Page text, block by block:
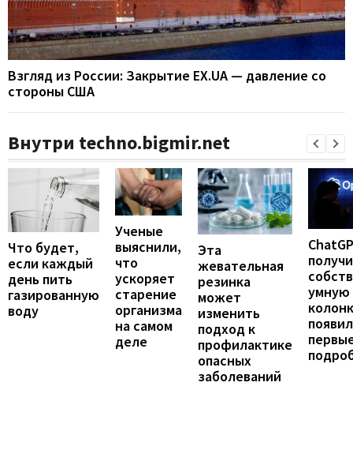
Взгляд из России: Закрытие EX.UA — давление со
стороны США
Внутри techno.bigmir.net
Что будет,
если каждый
день пить
газированную
воду
Ученые
выяснили,
что
ускоряет
старение
организма
на самом
деле
Эта
жевательная
резинка
может
изменить
подход к
профилактике
опасных
заболеваний
умную